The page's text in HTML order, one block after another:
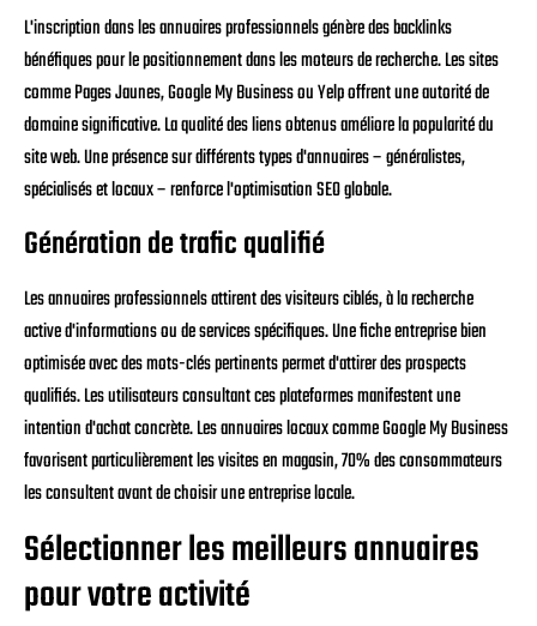
L'inscription dans les annuaires professionnels génère des backlinks
bénéfiques pour le positionnement dans les moteurs de recherche. Les sites
comme Pages Jaunes, Google My Business ou Yelp offrent une autorité de
domaine significative. La qualité des liens obtenus améliore la popularité du
site web. Une présence sur différents types d'annuaires – généralistes,
spécialisés et locaux – renforce l'optimisation SEO globale.
Génération de trafic qualifié
Les annuaires professionnels attirent des visiteurs ciblés, à la recherche
active d'informations ou de services spécifiques. Une fiche entreprise bien
optimisée avec des mots-clés pertinents permet d'attirer des prospects
qualifiés. Les utilisateurs consultant ces plateformes manifestent une
intention d'achat concrète. Les annuaires locaux comme Google My Business
favorisent particulièrement les visites en magasin, 70% des consommateurs
les consultent avant de choisir une entreprise locale.
Sélectionner les meilleurs annuaires
pour votre activité